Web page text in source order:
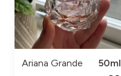
Ariana Grande
50ml